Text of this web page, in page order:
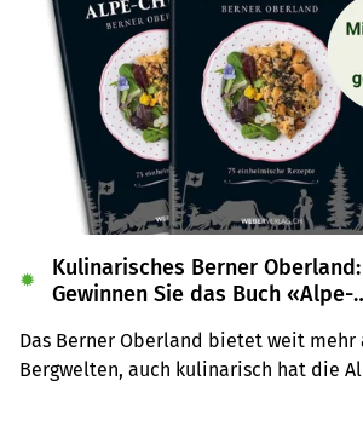
Milch produzierenden Landwirte,
Chefredaktor Jürg Vollmer in seinem
Kulinarisches Berner Oberland:
Gewinnen Sie das Buch «Alpe-
Das Berner Oberland bietet weit mehr
Bergwelten, auch kulinarisch hat die
✹